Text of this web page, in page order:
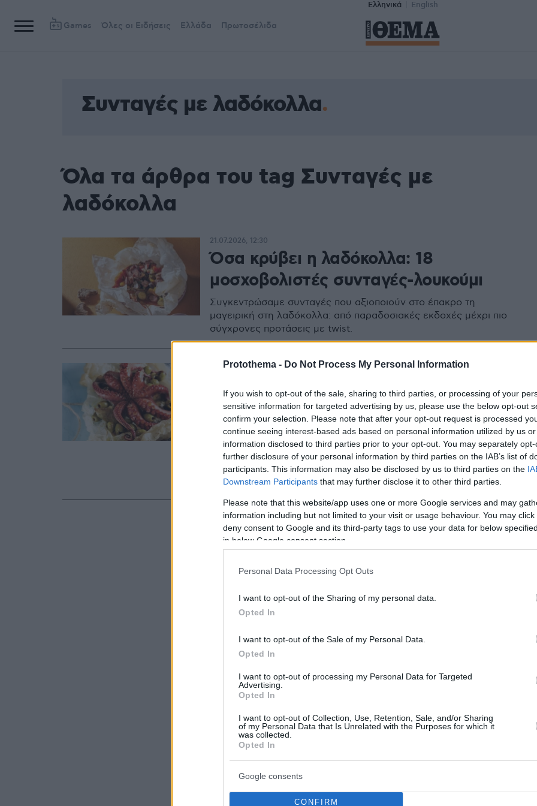
Protothema - Do Not Process My Personal Information
If you wish to opt-out of the sale, sharing to third parties, or processing of your
sensitive information for targeted advertising by us, please use the below opt-out
confirm your selection. Please note that after your opt-out request is processed
continue seeing interest-based ads based on personal information utilized by us
information disclosed to third parties prior to your opt-out. You may separately
further disclosure of your personal information by third parties on the IAB’s list of
participants. This information may also be disclosed by us to third parties on the
Downstream Participants that may further disclose it to other third parties.
Please note that this website/app uses one or more Google services and may
information including but not limited to your visit or usage behaviour. You may
deny consent to Google and its third-party tags to use your data for below
in below Google consent section.
Personal Data Processing Opt Outs
I want to opt-out of the Sharing of my personal data.
Opted In
I want to opt-out of the Sale of my Personal Data.
Opted In
I want to opt-out of processing my Personal Data for Targeted
Advertising.
Opted In
I want to opt-out of Collection, Use, Retention, Sale, and/or Sharing
of my Personal Data that Is Unrelated with the Purposes for which it
was collected.
Opted In
Google consents
CONFIRM
Ελληνικά English
Games Όλες οι Ειδήσεις Ελλάδα Πρωτοσέλιδα
Συνταγές με λαδόκολλα
Όλα τα άρθρα του tag Συνταγές με
λαδόκολλα
Όσα κρύβει η λαδόκολλα: 18
μοσχοβολιστές συνταγές-λουκούμι
Συγκεντρώσαμε συνταγές που αξιοποιούν στο έπακρο τη
μαγειρική στη λαδόκολλα: από παραδοσιακές εκδοχές μέχρι πιο
σύγχρονες προτάσεις με twist.
21.07.2026, 12:30
για μαγείρεμα στο χαρτί
Ποιος δεν έχει υποκλιθεί στη βαθιά νοστιμιά ενός γκιούλμπασι ή
ενός ωραίου κομματιού χοιρινού με ρίγανη, λεμονάκι και μερικές
σκελίδες σκόρδο «σφηνωμένες» στο κρέας για να
απελευθερώσουν το αψύ άρωμά τους; Όλα αυτά φυσικά
τυλιγμένα στη λαδόκολλα!
10.01.2021, 20:00